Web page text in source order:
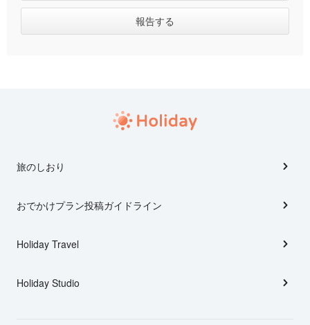
旅のしおり
おでかけプラン投稿ガイドライン
Holiday Travel
Holiday Studio